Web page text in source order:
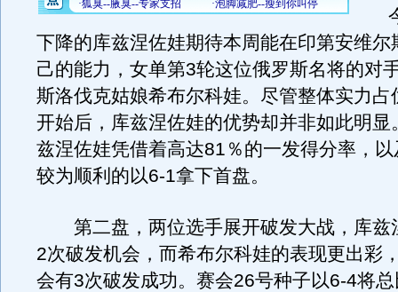
今
下降的库兹涅佐娃期待本周能在印第安维尔
己的能力，女单第3轮这位俄罗斯名将的对
斯洛伐克姑娘希布尔科娃。尽管整体实力占
开始后，库兹涅佐娃的优势却并非如此明显
兹涅佐娃凭借着高达81％的一发得分率，
较为顺利的以6-1拿下首盘。
第二盘，两位选手展开破发大战，库兹
2次破发机会，而希布尔科娃的表现更出彩
会有3次破发成功。赛会26号种子以6-4将